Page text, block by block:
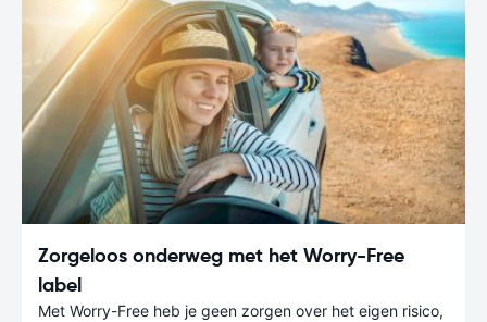
Zorgeloos onderweg met het Worry-Free
label
Met Worry-Free heb je geen zorgen over het eigen risico,